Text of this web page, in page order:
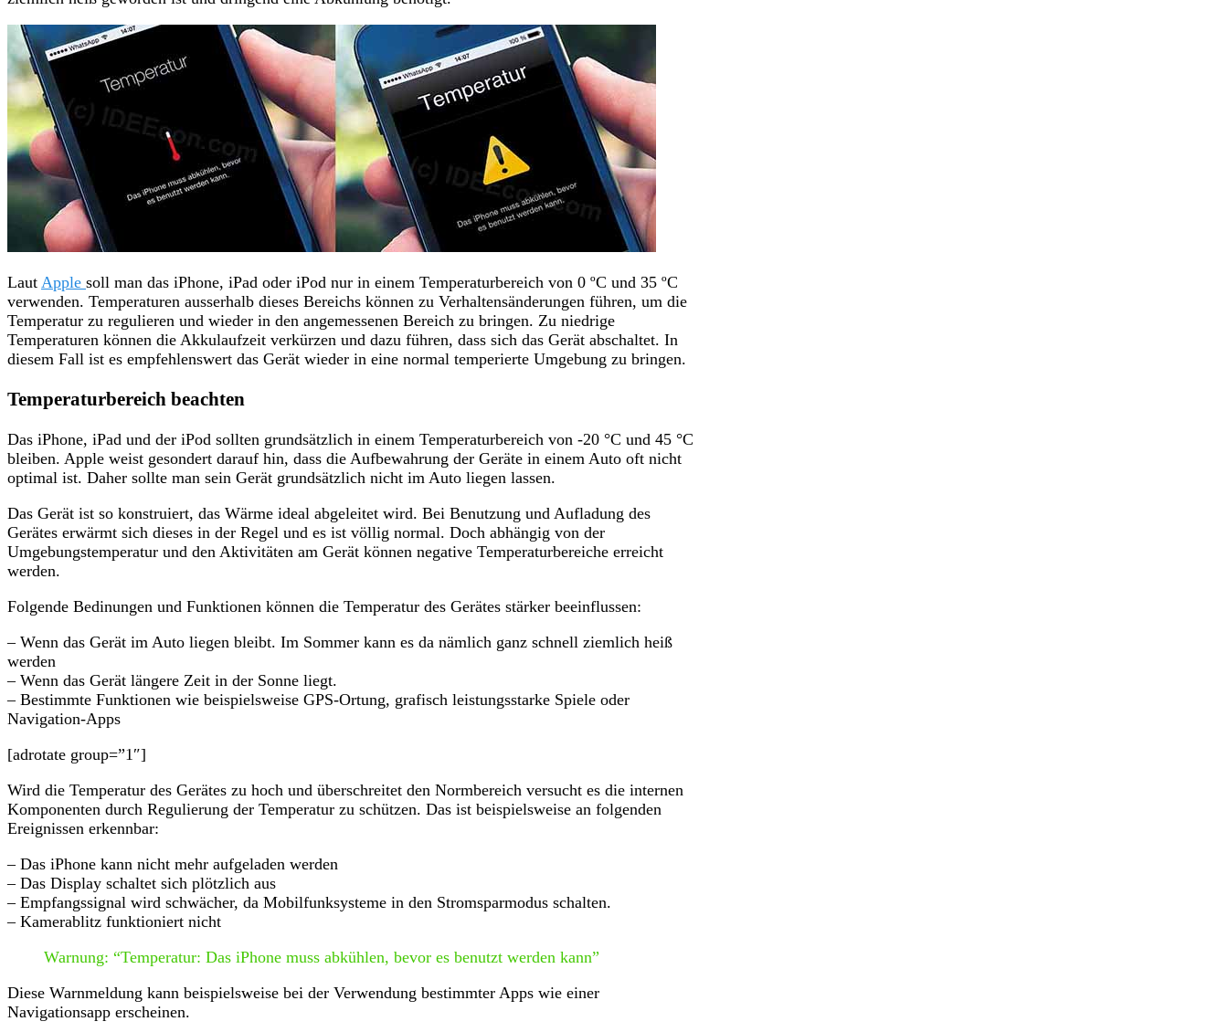
Laut Apple soll man das iPhone, iPad oder iPod nur in einem Temperaturbereich von 0 ºC und 35 ºC
verwenden. Temperaturen ausserhalb dieses Bereichs können zu Verhaltensänderungen führen, um die
Temperatur zu regulieren und wieder in den angemessenen Bereich zu bringen. Zu niedrige
Temperaturen können die Akkulaufzeit verkürzen und dazu führen, dass sich das Gerät abschaltet. In
diesem Fall ist es empfehlenswert das Gerät wieder in eine normal temperierte Umgebung zu bringen.
Temperaturbereich beachten
Das iPhone, iPad und der iPod sollten grundsätzlich in einem Temperaturbereich von -20 °C und 45 °C
bleiben. Apple weist gesondert darauf hin, dass die Aufbewahrung der Geräte in einem Auto oft nicht
optimal ist. Daher sollte man sein Gerät grundsätzlich nicht im Auto liegen lassen.
Das Gerät ist so konstruiert, das Wärme ideal abgeleitet wird. Bei Benutzung und Aufladung des
Gerätes erwärmt sich dieses in der Regel und es ist völlig normal. Doch abhängig von der
Umgebungstemperatur und den Aktivitäten am Gerät können negative Temperaturbereiche erreicht
werden.
Folgende Bedinungen und Funktionen können die Temperatur des Gerätes stärker beeinflussen:
– Wenn das Gerät im Auto liegen bleibt. Im Sommer kann es da nämlich ganz schnell ziemlich heiß
werden
– Wenn das Gerät längere Zeit in der Sonne liegt.
– Bestimmte Funktionen wie beispielsweise GPS-Ortung, grafisch leistungsstarke Spiele oder
Navigation-Apps
[adrotate group=”1″]
Wird die Temperatur des Gerätes zu hoch und überschreitet den Normbereich versucht es die internen
Komponenten durch Regulierung der Temperatur zu schützen. Das ist beispielsweise an folgenden
Ereignissen erkennbar:
– Das iPhone kann nicht mehr aufgeladen werden
– Das Display schaltet sich plötzlich aus
– Empfangssignal wird schwächer, da Mobilfunksysteme in den Stromsparmodus schalten.
– Kamerablitz funktioniert nicht
Warnung: “Temperatur: Das iPhone muss abkühlen, bevor es benutzt werden kann”
Diese Warnmeldung kann beispielsweise bei der Verwendung bestimmter Apps wie einer
Navigationsapp erscheinen.